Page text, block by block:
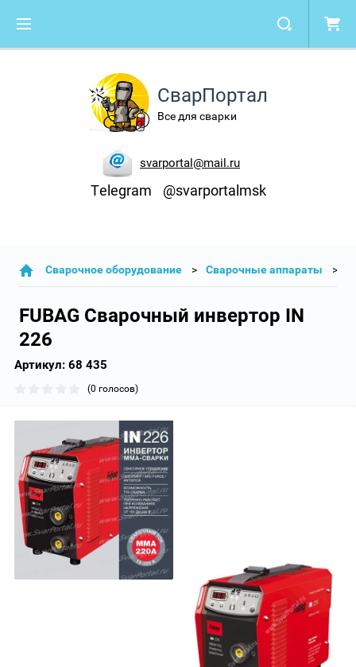
СварПортал
Все для сварки
svarportal@mail.ru
Telegram @svarportalmsk
Cварочное оборудование Сварочные аппараты
FUBAG Сварочный инвертор IN
226
Артикул: 68 435
(0 голосов)